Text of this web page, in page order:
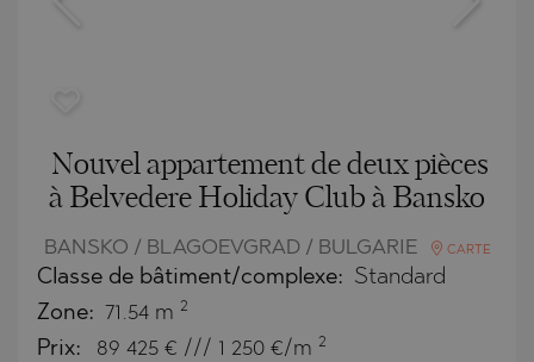
Nouvel appartement de deux pièces
à Belvedere Holiday Club à Bansko
BANSKO / BLAGOEVGRAD / BULGARIE CARTE
Classe de bâtiment/complexe: Standard
Zone: 71.54 m 2
Prix: 89 425 € /// 1 250 €/m 2